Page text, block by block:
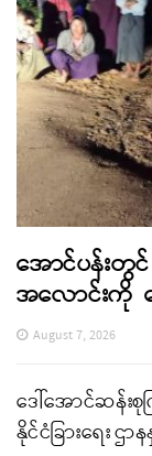
အောင်ပန်း
အလောင်းကို
August 7, 2026
ဒေါ်အောင်ဆန်းစု
နိုင်ငံခြားရေး